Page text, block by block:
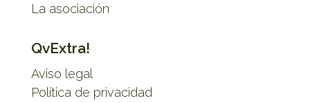
La asociación
QvExtra!
Aviso legal
Política de privacidad